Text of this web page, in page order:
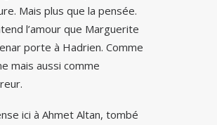
Mais plus que la pensée.
l’amour que Marguerite
porte à Hadrien. Comme
mais aussi comme
ici à Ahmet Altan, tombé